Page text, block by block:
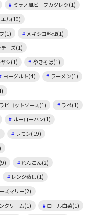
ミラノ風ビーフカツレツ(1)
ル(10)
(1)
メキシコ料理(1)
ーズ(1)
シ(1)
やきそば(1)
ヨーグルト(4)
ラーメン(1)
ラビゴットソース(1)
ラペ(1)
ルーローハン(1)
レモン(19)
れんこん(2)
レンジ蒸し(1)
ズマリー(2)
クリーム(1)
ロール白菜(1)